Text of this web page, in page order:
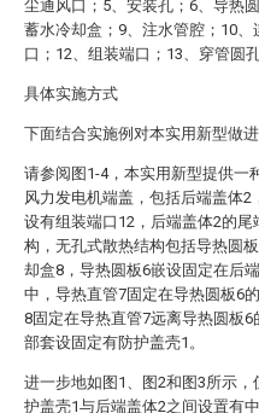
尘通风口；5、安装孔；6、导热
蓄水冷却盒；9、注水管腔；10、
口；12、组装端口；13、穿管圆孔
具体实施方式
下面结合实施例对本实用新型做进
请参阅图1-4，本实用新型提供一
风力发电机端盖，包括后端盖体2
设有组装端口12，后端盖体2的
构，无孔式散热结构包括导热圆
却盒8，导热圆板6嵌设固定在后
中，导热直管7固定在导热圆板6
8固定在导热直管7远离导热圆板
部套设固定有防护盖壳1。
进一步地如图1、图2和图3所示
护盖壳1与后端盖体2之间设置有